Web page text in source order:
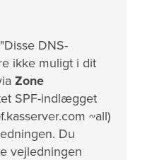
DNS-
ikke muligt i dit
Zone
SPF-indlægget
~all)
Du
vejledningen